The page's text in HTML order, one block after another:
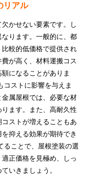
リアル
かせない要素です。し
ります。一般的に、都
較的低価格で提供され
が高く、材料運搬コス
になることがありま
コストに影響を与えま
属屋根では、必要な材
ます。また、高耐久性
ストが増えることもあ
抑える効果が期待でき
ることで、屋根塗装の選
正価格を見極め、しっ
いきましょう。